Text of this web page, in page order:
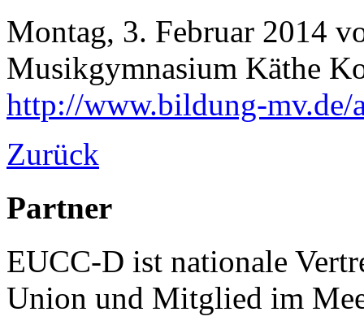
Montag, 3. Februar 2014
Musikgymnasium Käthe
http://www.bildung-mv.de/
Zurück
Partner
EUCC-D ist nationale
Union und Mitglied im